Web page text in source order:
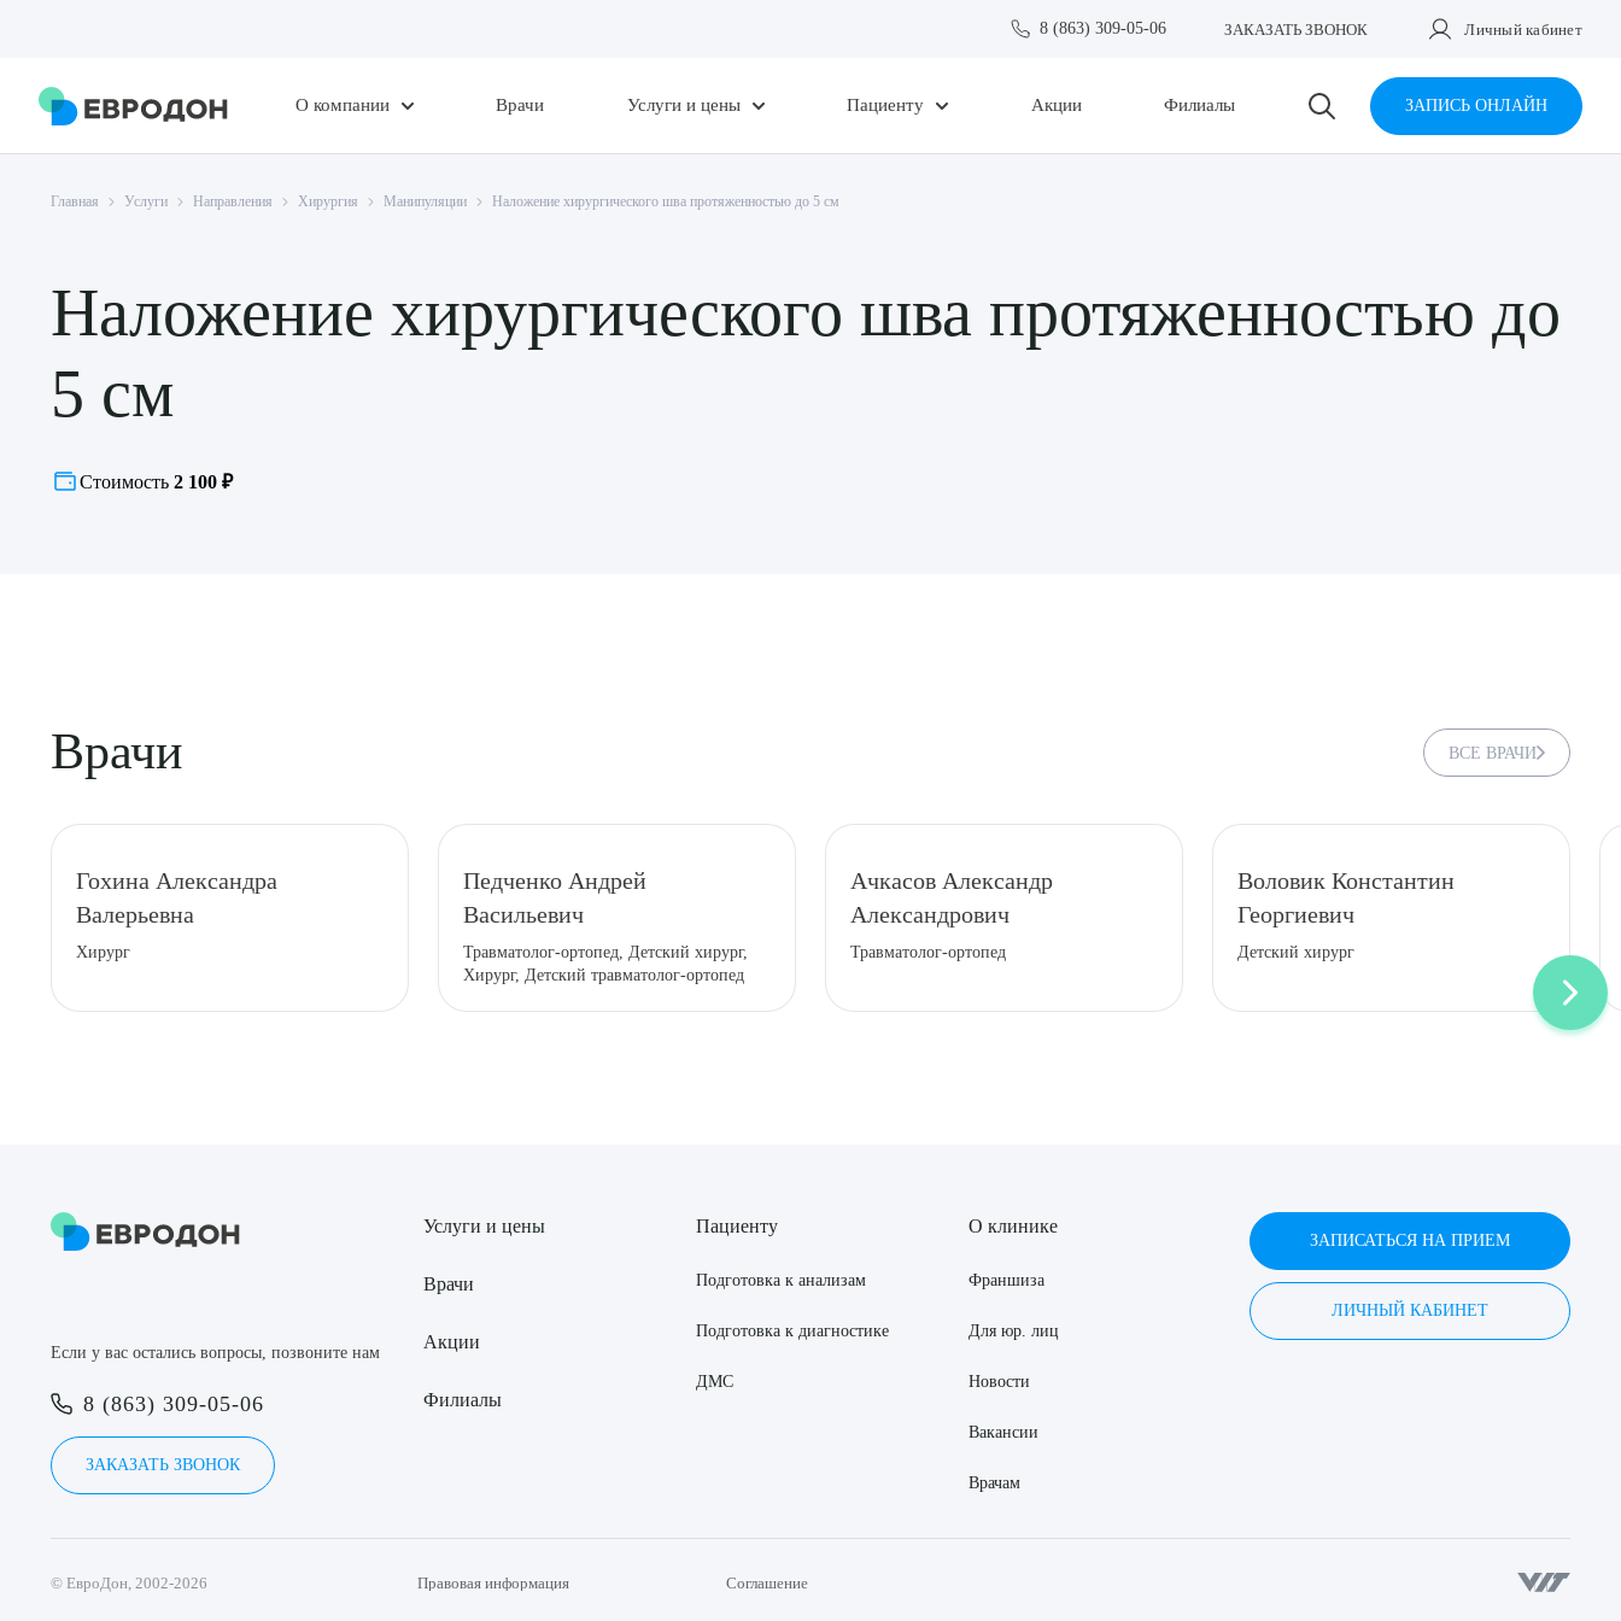
8 (863) 309-05-06 ЗАКАЗАТЬ ЗВОНОК Личный кабинет
О компании Врачи Услуги и цены Пациенту Акции Филиалы ЗАПИСЬ ОНЛАЙН
Главная Услуги Направления Хирургия Манипуляции Наложение хирургического шва протяженностью до 5 см
Наложение хирургического шва протяженностью до
5 см
Стоимость 2 100 ₽
Врачи ВСЕ ВРАЧИ
Гохина Александра
Валерьевна
Хирург
Педченко Андрей
Васильевич
Травматолог-ортопед, Детский хирург,
Хирург, Детский травматолог-ортопед
Ачкасов Александр
Александрович
Травматолог-ортопед
Воловик Константин
Георгиевич
Детский хирург
Если у вас остались вопросы, позвоните нам
8 (863) 309-05-06
ЗАКАЗАТЬ ЗВОНОК
Услуги и цены
Врачи
Акции
Филиалы
Пациенту
Подготовка к анализам
Подготовка к диагностике
ДМС
О клинике
Франшиза
Для юр. лиц
Новости
Вакансии
Врачам
ЗАПИСАТЬСЯ НА ПРИЕМ
ЛИЧНЫЙ КАБИНЕТ
© ЕвроДон, 2002-2026 Правовая информация Соглашение
Я даю согласие на
Выберите сопутствующую услугу